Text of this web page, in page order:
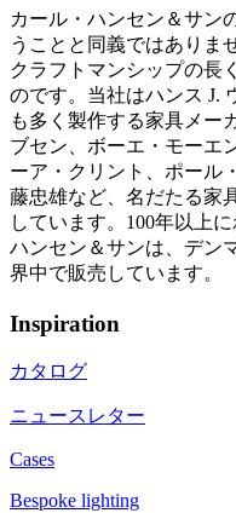
カール・ハンセン＆サン
うことと同義ではありま
クラフトマンシップの長
のです。当社はハンス J.
も多く製作する家具メー
ブセン、ボーエ・モーエ
ーア・クリント、ポール
藤忠雄など、名だたる家
しています。100年以上
ハンセン＆サンは、デン
界中で販売しています。
Inspiration
カタログ
ニュースレター
Cases
Bespoke lighting